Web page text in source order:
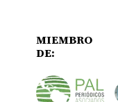
MIEMBRO
DE: